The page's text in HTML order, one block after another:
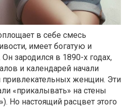
в себе смесь
имеет богатую и
зародился в 1890-х годах,
и календарей начали
привлекательных женщин. Эти
«прикалывать» на стены
Но настоящий расцвет этого